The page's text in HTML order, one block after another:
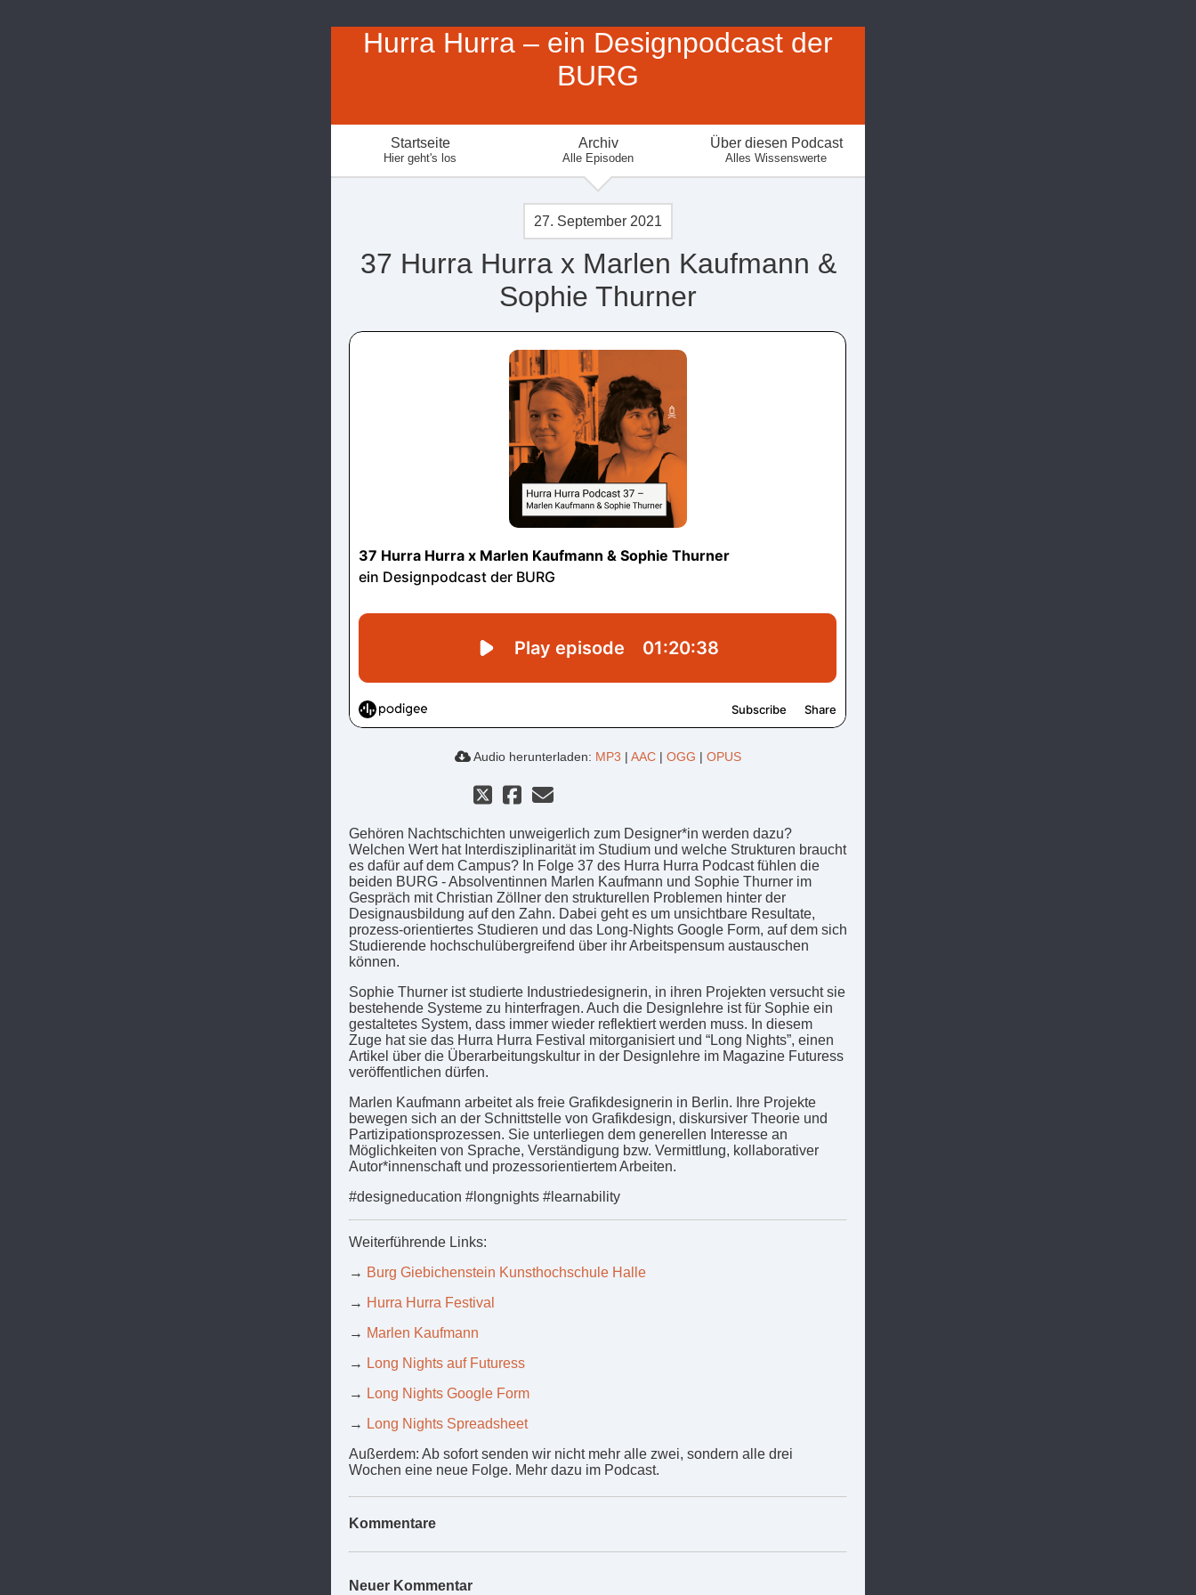
Hurra Hurra – ein Designpodcast der
BURG
Startseite
Hier geht's los
Archiv
Alle Episoden
Über diesen Podcast
Alles Wissenswerte
27. September 2021
37 Hurra Hurra x Marlen Kaufmann &
Sophie Thurner
Audio herunterladen: MP3 | AAC | OGG | OPUS
Gehören Nachtschichten unweigerlich zum Designer*in werden dazu?
Welchen Wert hat Interdisziplinarität im Studium und welche Strukturen braucht
es dafür auf dem Campus? In Folge 37 des Hurra Hurra Podcast fühlen die
beiden BURG - Absolventinnen Marlen Kaufmann und Sophie Thurner im
Gespräch mit Christian Zöllner den strukturellen Problemen hinter der
Designausbildung auf den Zahn. Dabei geht es um unsichtbare Resultate,
prozess-orientiertes Studieren und das Long-Nights Google Form, auf dem sich
Studierende hochschulübergreifend über ihr Arbeitspensum austauschen
können.
Sophie Thurner ist studierte Industriedesignerin, in ihren Projekten versucht sie
bestehende Systeme zu hinterfragen. Auch die Designlehre ist für Sophie ein
gestaltetes System, dass immer wieder reflektiert werden muss. In diesem
Zuge hat sie das Hurra Hurra Festival mitorganisiert und “Long Nights”, einen
Artikel über die Überarbeitungskultur in der Designlehre im Magazine Futuress
veröffentlichen dürfen.
Marlen Kaufmann arbeitet als freie Grafikdesignerin in Berlin. Ihre Projekte
bewegen sich an der Schnittstelle von Grafikdesign, diskursiver Theorie und
Partizipationsprozessen. Sie unterliegen dem generellen Interesse an
Möglichkeiten von Sprache, Verständigung bzw. Vermittlung, kollaborativer
Autor*innenschaft und prozessorientiertem Arbeiten.
#designeducation #longnights #learnability
Weiterführende Links:
→ Burg Giebichenstein Kunsthochschule Halle
→ Hurra Hurra Festival
→ Marlen Kaufmann
→ Long Nights auf Futuress
→ Long Nights Google Form
→ Long Nights Spreadsheet
Außerdem: Ab sofort senden wir nicht mehr alle zwei, sondern alle drei
Wochen eine neue Folge. Mehr dazu im Podcast.
Kommentare
Neuer Kommentar